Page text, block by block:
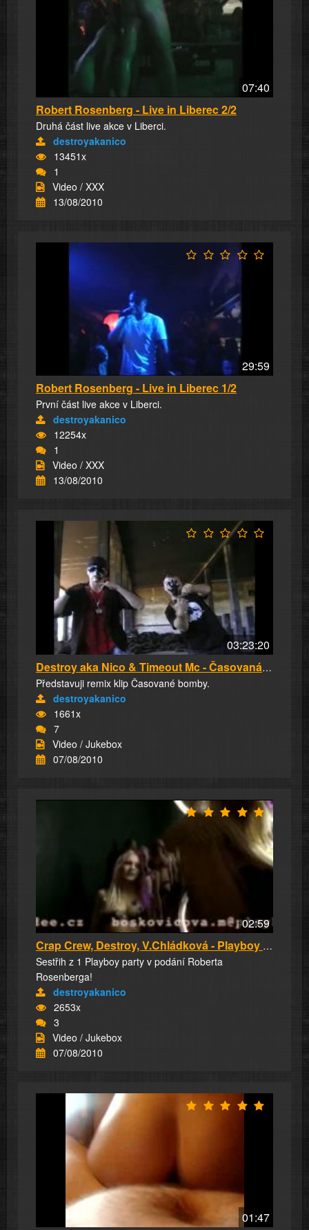
07:40
Robert Rosenberg - Live in Liberec 2/2
Druhá část live akce v Liberci.
destroyakanico
13451x
1
Video / XXX
13/08/2010
29:59
Robert Rosenberg - Live in Liberec 1/2
První část live akce v Liberci.
destroyakanico
12254x
1
Video / XXX
13/08/2010
03:23:20
Destroy aka Nico & Timeout Mc - Časovaná bomb...
Představuji remix klip Časované bomby.
destroyakanico
1661x
7
Video / Jukebox
07/08/2010
02:59
Crap Crew, Destroy, V.Chládková - Playboy Par...
Sestřih z 1 Playboy party v podání Roberta
Rosenberga!
destroyakanico
2653x
3
Video / Jukebox
07/08/2010
01:47